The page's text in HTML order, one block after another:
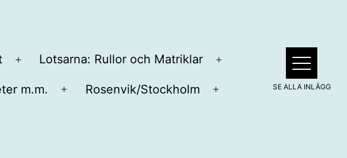
Öppna
meny
Lotsarna: Rullor och Matriklar
meny
m.m.
Öppna
Rosenvik/Stockholm